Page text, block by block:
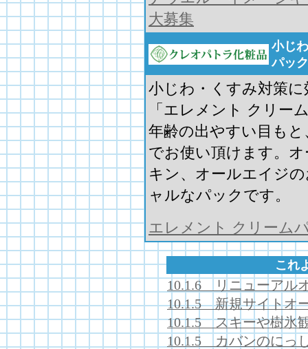
大募集
小じ
パッ
小じわ・くすみ対策
「エレメント クリー
年齢の出やすい目も
でお使い頂けます。
キン、オールエイジ
ャルなパックです。
エレメント クリーム
これ
10.1.6 リニューアル
10.1.5 新規サイトオ
10.1.5 スキーや樹氷
10.1.5 カバンのにっ